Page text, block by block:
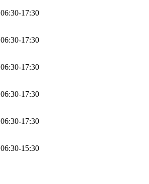
06:30-17:30
06:30-17:30
06:30-17:30
06:30-17:30
06:30-17:30
06:30-15:30